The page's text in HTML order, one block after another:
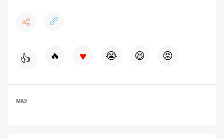
👍 🔥 ♥ 😭 😆 😡
МАУ